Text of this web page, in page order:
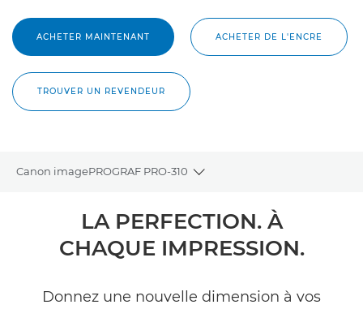
ACHETER MAINTENANT ACHETER DE L'ENCRE
TROUVER UN REVENDEUR
Canon imagePROGRAF PRO-310
Toggle breadcrumbs
Présentation
Caractéristiques
Commentaires
LA PERFECTION. À
CHAQUE IMPRESSION.
Donnez une nouvelle dimension à vos